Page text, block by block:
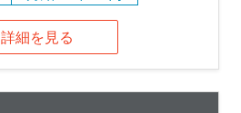
詳細を見る